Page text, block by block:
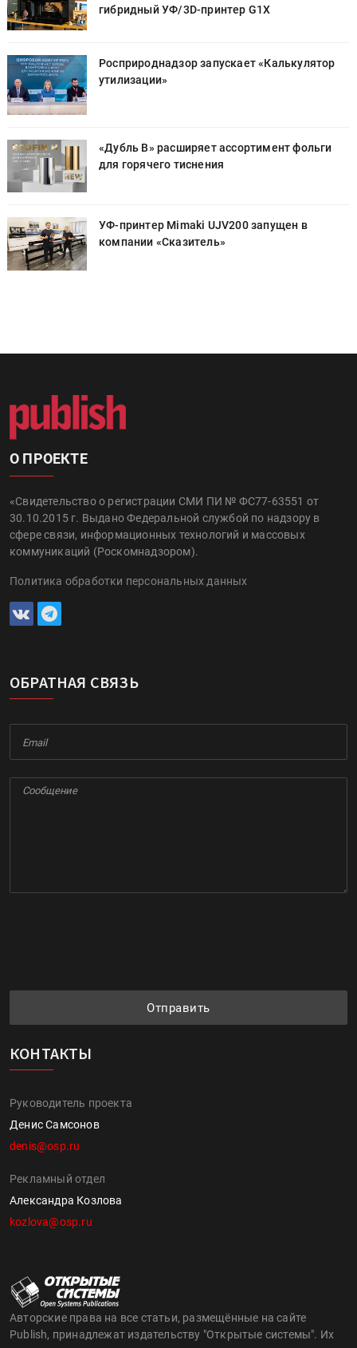
гибридный УФ/3D-принтер G1X
Росприроднадзор запускает «Калькулятор
утилизации»
«Дубль В» расширяет ассортимент фольги
для горячего тиснения
УФ-принтер Mimaki UJV200 запущен в
компании «Сказитель»
О ПРОЕКТЕ
«Свидетельство о регистрации СМИ ПИ № ФС77-63551 от
30.10.2015 г. Выдано Федеральной службой по надзору в
сфере связи, информационных технологий и массовых
коммуникаций (Роскомнадзором).
Политика обработки персональных данных
ОБРАТНАЯ СВЯЗЬ
Отправить
КОНТАКТЫ
Руководитель проекта
Денис Самсонов
denis@osp.ru
Рекламный отдел
Александра Козлова
kozlova@osp.ru
Авторские права на все статьи, размещённые на сайте
Publish, принадлежат издательству "Открытые системы". Их